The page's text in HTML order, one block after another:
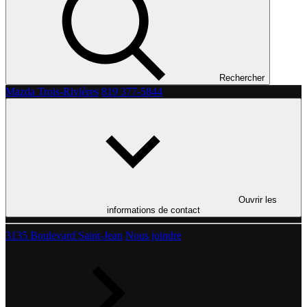
Rechercher
Mazda Trois-Rivières 819 377-5844
Ouvrir les
informations de contact
3135 Boulevard Saint-Jean Nous joindre